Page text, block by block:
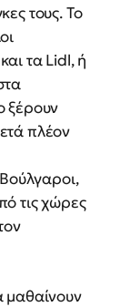
τους. Το
τα Lidl, ή
ξέρουν
πλέον
τις χώρες
μαθαίνουν